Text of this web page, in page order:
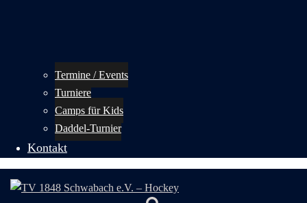
Termine / Events
Turniere
Camps für Kids
Daddel-Turnier
Kontakt